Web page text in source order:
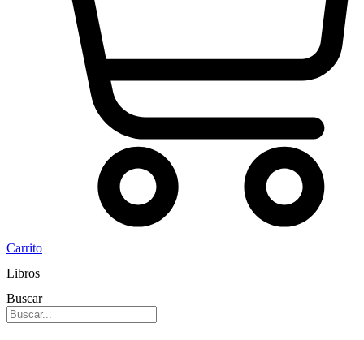
Carrito
Libros
Buscar